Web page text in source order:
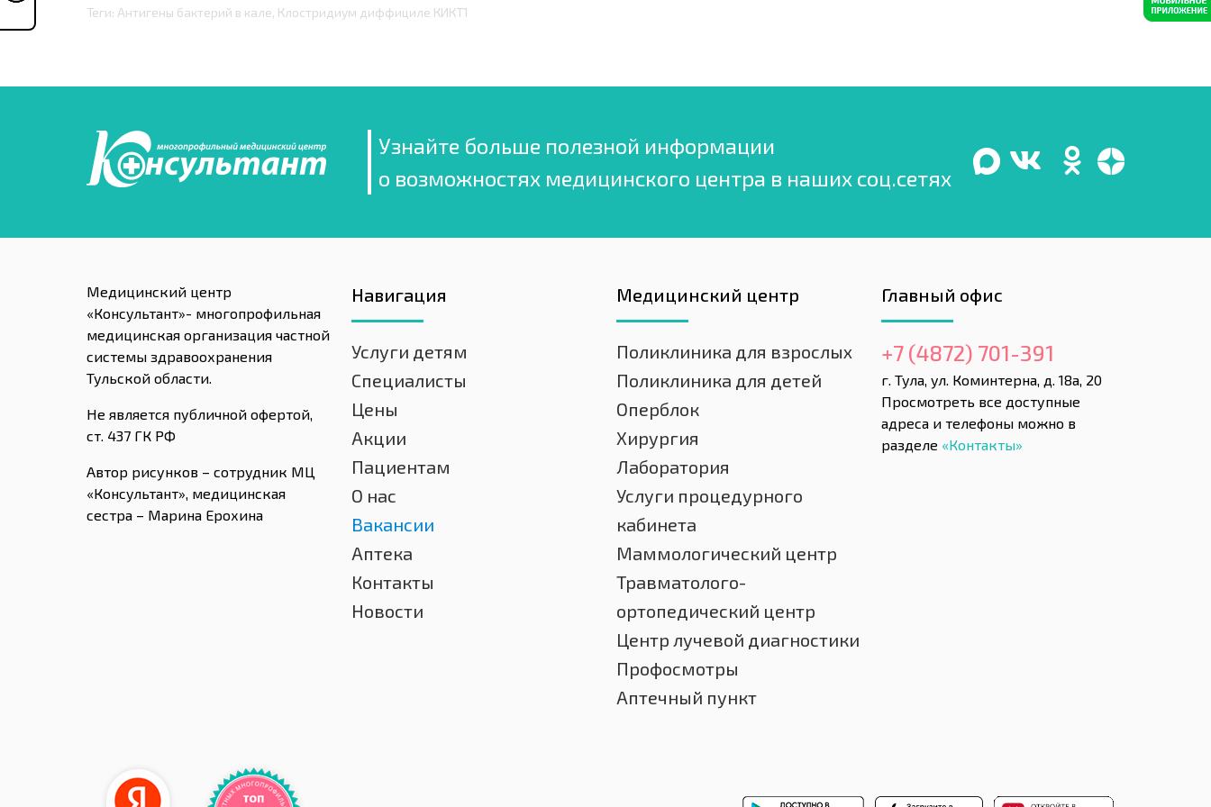
Теги: Антигены бактерий в кале, Клостридиум диффициле КИКТ1
Узнайте больше полезной информации
о возможностях медицинского центра в наших соц.сетях
Медицинский центр
«Консультант»- многопрофильная
медицинская организация частной
системы здравоохранения
Тульской области.
Не является публичной офертой,
ст. 437 ГК РФ
Автор рисунков – сотрудник МЦ
«Консультант», медицинская
сестра – Марина Ерохина
Навигация
Услуги детям
Специалисты
Цены
Акции
Пациентам
О нас
Вакансии
Аптека
Контакты
Новости
Медицинский центр
Поликлиника для взрослых
Поликлиника для детей
Оперблок
Хирургия
Лаборатория
Услуги процедурного
кабинета
Маммологический центр
Травматолого-
ортопедический центр
Центр лучевой диагностики
Профосмотры
Аптечный пункт
Главный офис
+7 (4872) 701-391
г. Тула, ул. Коминтерна, д. 18а, 20
Просмотреть все доступные
адреса и телефоны можно в
разделе «Контакты»